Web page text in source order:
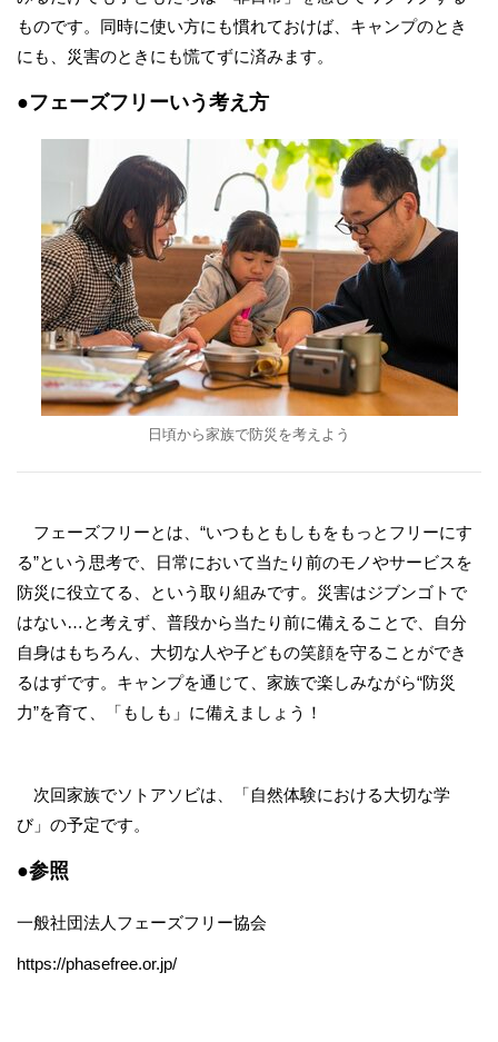
ものです。同時に使い方にも慣れておけば、キャンプのとき
にも、災害のときにも慌てずに済みます。
●フェーズフリーいう考え方
日頃から家族で防災を考えよう
フェーズフリーとは、“いつもともしもをもっとフリーにす
る”という思考で、日常において当たり前のモノやサービスを
防災に役立てる、という取り組みです。災害はジブンゴトで
はない…と考えず、普段から当たり前に備えることで、自分
自身はもちろん、大切な人や子どもの笑顔を守ることができ
るはずです。キャンプを通じて、家族で楽しみながら“防災
力”を育て、「もしも」に備えましょう！
次回家族でソトアソビは、「自然体験における大切な学
び」の予定です。
●参照
一般社団法人フェーズフリー協会
https://phasefree.or.jp/